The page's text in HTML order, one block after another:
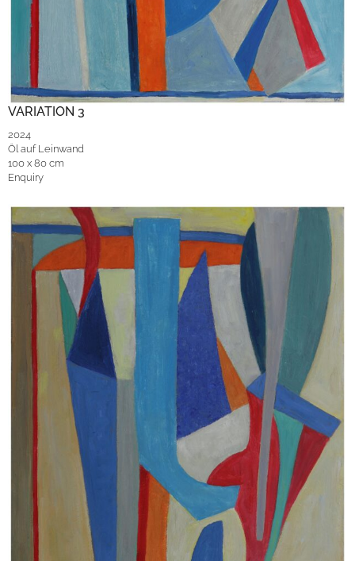
VARIATION 3
2024
Öl auf Leinwand
100 x 80 cm
Enquiry